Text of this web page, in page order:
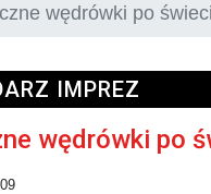
wędrówki po
IMPREZ
wędrówki po